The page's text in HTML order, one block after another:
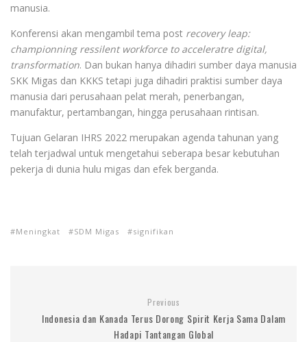
manusia.
Konferensi akan mengambil tema post recovery leap:
championning ressilent workforce to acceleratre digital,
transformation. Dan bukan hanya dihadiri sumber daya manusia
SKK Migas dan KKKS tetapi juga dihadiri praktisi sumber daya
manusia dari perusahaan pelat merah, penerbangan,
manufaktur, pertambangan, hingga perusahaan rintisan.
Tujuan Gelaran IHRS 2022 merupakan agenda tahunan yang
telah terjadwal untuk mengetahui seberapa besar kebutuhan
pekerja di dunia hulu migas dan efek berganda.
Meningkat SDM Migas signifikan
Previous
Indonesia dan Kanada Terus Dorong Spirit Kerja Sama Dalam
Hadapi Tantangan Global